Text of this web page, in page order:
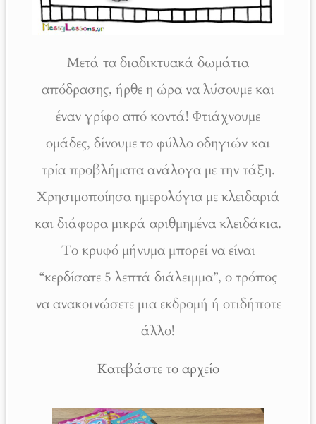
Μετά τα διαδικτυακά δωμάτια
απόδρασης, ήρθε η ώρα να λύσουμε και
έναν γρίφο από κοντά! Φτιάχνουμε
ομάδες, δίνουμε το φύλλο οδηγιών και
τρία προβλήματα ανάλογα με την τάξη.
Χρησιμοποίησα ημερολόγια με κλειδαριά
και διάφορα μικρά αριθμημένα κλειδάκια.
Το κρυφό μήνυμα μπορεί να είναι
“κερδίσατε 5 λεπτά διάλειμμα”, ο τρόπος
να ανακοινώσετε μια εκδρομή ή οτιδήποτε
άλλο!
Κατεβάστε το αρχείο